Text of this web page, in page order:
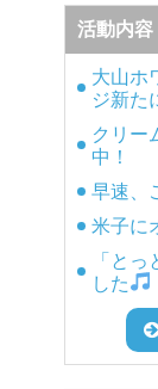
活動内容
大山ホ
ジ新た
クリー
中！
早速、
米子に
「と
した